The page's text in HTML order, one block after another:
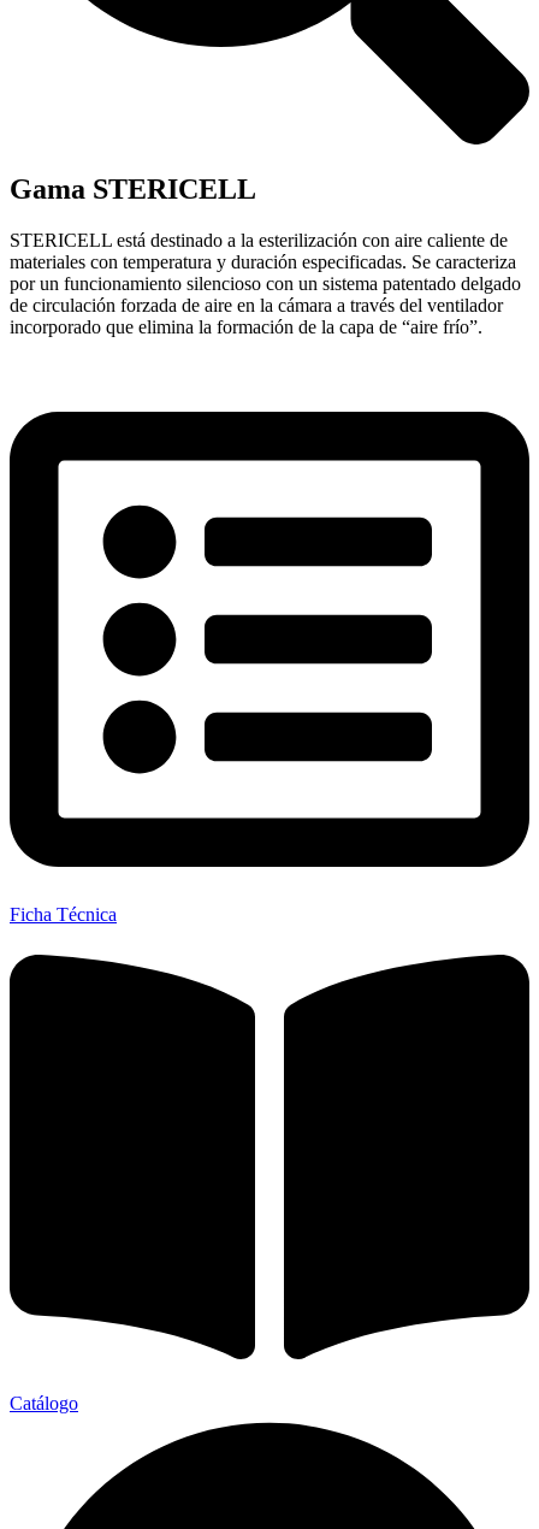
Gama STERICELL
STERICELL está destinado a la esterilización con aire caliente de
materiales con temperatura y duración especificadas. Se caracteriza
por un funcionamiento silencioso con un sistema patentado delgado
de circulación forzada de aire en la cámara a través del ventilador
incorporado que elimina la formación de la capa de “aire frío”.
Ficha Técnica
Catálogo